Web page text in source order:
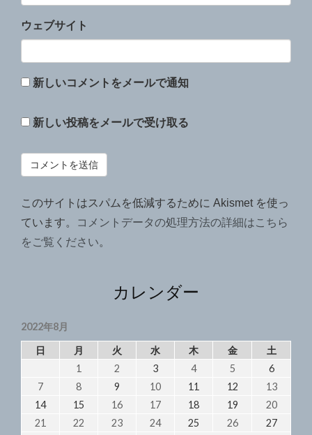
ウェブサイト
新しいコメントをメールで通知
新しい投稿をメールで受け取る
このサイトはスパムを低減するために Akismet を使っ
ています。
コメントデータの処理方法の詳細はこちら
をご覧ください。
カレンダー
2022年8月
日
月 火 水 木 金
土
1
2 3 4 5
6
7
8 9 10 11 12
13
14
15 16 17 18 19
20
21
22 23 24 25 26
27